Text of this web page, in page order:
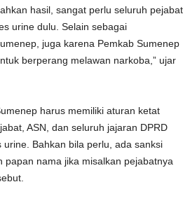
hasil, sangat perlu seluruh pejabat
urine dulu. Selain sebagai
juga karena Pemkab Sumenep
berperang melawan narkoba,” ujar
harus memiliki aturan ketat
ASN, dan seluruh jajaran DPRD
Bahkan bila perlu, ada sanksi
papan nama jika misalkan pejabatnya